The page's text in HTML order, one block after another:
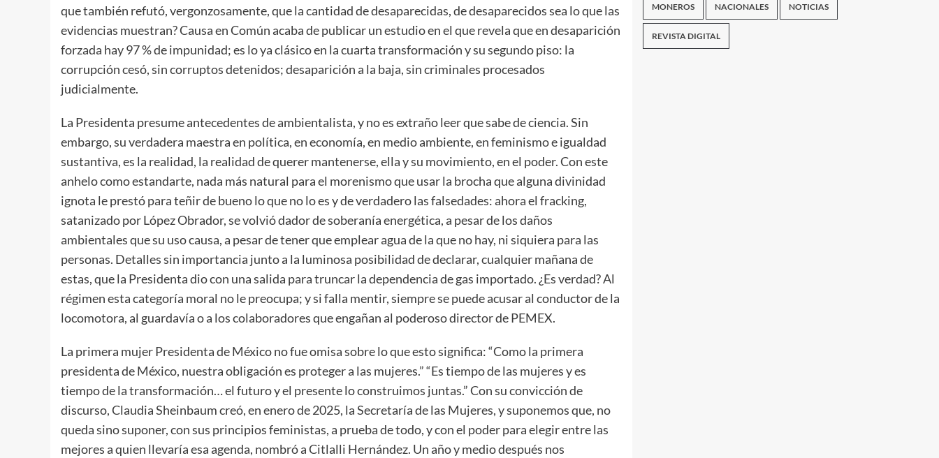
que también refutó, vergonzosamente, que la cantidad de desaparecidas, de desaparecidos sea lo que las
evidencias muestran? Causa en Común acaba de publicar un estudio en el que revela que en desaparición
forzada hay 97 % de impunidad; es lo ya clásico en la cuarta transformación y su segundo piso: la
corrupción cesó, sin corruptos detenidos; desaparición a la baja, sin criminales procesados
judicialmente.
La Presidenta presume antecedentes de ambientalista, y no es extraño leer que sabe de ciencia. Sin
embargo, su verdadera maestra en política, en economía, en medio ambiente, en feminismo e igualdad
sustantiva, es la realidad, la realidad de querer mantenerse, ella y su movimiento, en el poder. Con este
anhelo como estandarte, nada más natural para el morenismo que usar la brocha que alguna divinidad
ignota le prestó para teñir de bueno lo que no lo es y de verdadero las falsedades: ahora el fracking,
satanizado por López Obrador, se volvió dador de soberanía energética, a pesar de los daños
ambientales que su uso causa, a pesar de tener que emplear agua de la que no hay, ni siquiera para las
personas. Detalles sin importancia junto a la luminosa posibilidad de declarar, cualquier mañana de
estas, que la Presidenta dio con una salida para truncar la dependencia de gas importado. ¿Es verdad? Al
régimen esta categoría moral no le preocupa; y si falla mentir, siempre se puede acusar al conductor de la
locomotora, al guardavía o a los colaboradores que engañan al poderoso director de PEMEX.
La primera mujer Presidenta de México no fue omisa sobre lo que esto significa: “Como la primera
presidenta de México, nuestra obligación es proteger a las mujeres.” “Es tiempo de las mujeres y es
tiempo de la transformación… el futuro y el presente lo construimos juntas.” Con su convicción de
discurso, Claudia Sheinbaum creó, en enero de 2025, la Secretaría de las Mujeres, y suponemos que, no
queda sino suponer, con sus principios feministas, a prueba de todo, y con el poder para elegir entre las
mejores a quien llevaría esa agenda, nombró a Citlalli Hernández. Un año y medio después nos
MONEROS NACIONALES NOTICIAS
REVISTA DIGITAL